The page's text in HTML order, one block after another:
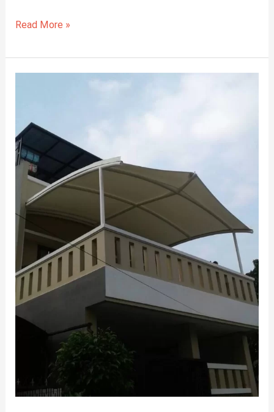
Read More »
Minimalis
Modern
Terbaru